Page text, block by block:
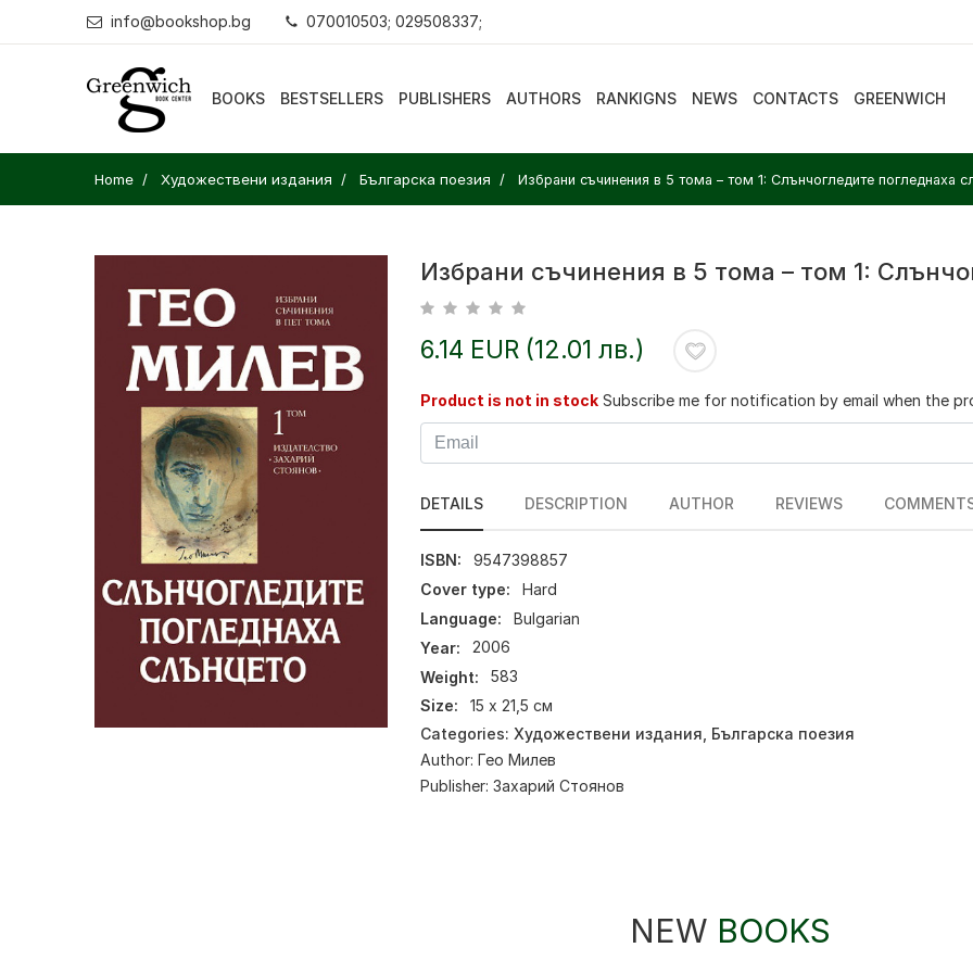
info@bookshop.bg 070010503; 029508337;
BOOKS BESTSELLERS PUBLISHERS AUTHORS RANKIGNS NEWS CONTACTS GREENWICH
Home Художествени издания Българска поезия Избрани съчинения в 5 тома – том 1: Слънчогледите погледнаха
Избрани съчинения в 5 тома – том 1:
6.14 EUR (12.01 лв.)
Product is not in stock Subscribe me for notification by email when the
DETAILS DESCRIPTION AUTHOR REVIEWS
ISBN:
9547398857
Cover type:
Hard
Language:
Bulgarian
Year:
2006
Weight:
583
Size:
15 х 21,5 см
Categories: Художествени издания Българска поезия
Author: Гео Милев
Publisher: Захарий Стоянов
NEW BOOKS